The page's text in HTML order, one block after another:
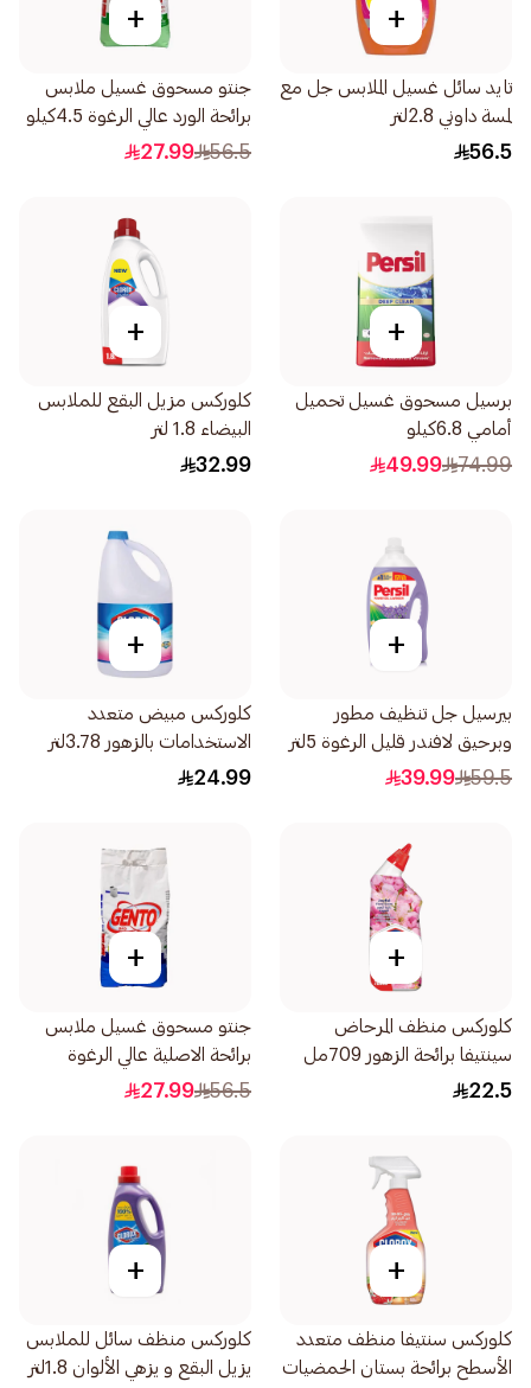
+
تايد سائل غسيل الملابس جل مع
لمسة داوني 2.8لتر
56.5
+
جنتو مسحوق غسيل ملابس
برائحة الورد عالي الرغوة 4.5كيلو
56.5
27.99
+
برسيل مسحوق غسيل تحميل
أمامي 6.8كيلو
74.99
49.99
+
كلوركس مزيل البقع للملابس
البيضاء 1.8 لتر
32.99
+
بيرسيل جل تنظيف مطور
وبرحيق لافندر قليل الرغوة 5لتر
59.5
39.99
+
كلوركس مبيض متعدد
الاستخدامات بالزهور 3.78لتر
24.99
+
كلوركس منظف المرحاض
سينتيفا برائحة الزهور 709مل
22.5
+
جنتو مسحوق غسيل ملابس
برائحة الاصلية عالي الرغوة
4.5كيلو
56.5
27.99
+
كلوركس سنتيفا منظف متعدد
الأسطح برائحة بستان الحمضيات
+
كلوركس منظف سائل للملابس
يزيل البقع و يزهي الألوان 1.8لتر